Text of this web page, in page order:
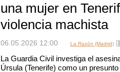
una mujer en
violencia machista
06.05.2026 12:00 La Razón (Madrid)
La Guardia Civil investiga el
Úrsula (Tenerife) como un